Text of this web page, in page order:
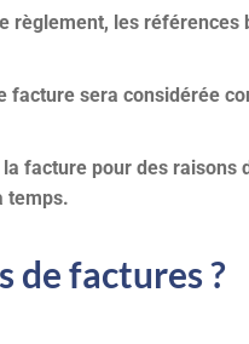
les références
facture sera considérée
facture pour des raisons
temps.
de factures ?